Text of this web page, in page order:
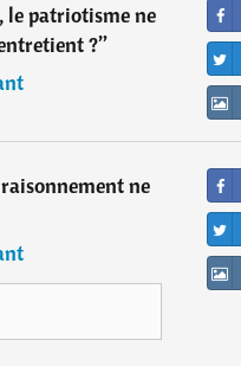
le patriotisme ne
?”
ne